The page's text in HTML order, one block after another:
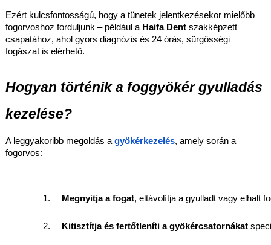
Ezért kulcsfontosságú, hogy a tünetek jelentkezésekor mielőbb
fogorvoshoz forduljunk – például a Haifa Dentszakképzett
csapatához, ahol gyors diagnózis és 24 órás, sürgősségi
fogászat is elérhető.
Hogyan történik a foggyökér gyulladás
kezelése?
A leggyakoribb megoldás a gyökérkezelés, amely során a
fogorvos:
Megnyitja a fogat, eltávolítja a gyulladt vagy elhalt
Kitisztítja és fertőtleníti a gyökércsatornákat